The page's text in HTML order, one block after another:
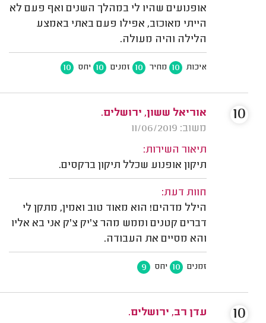
אופנועים שהיו לי במהלך השנים ואף פעם לא
הייתי מאוכזב, אפילו פעם באתי באמצע
הלילה והיה מעולה.
איכות 10 מחיר 10 זמנים 10 יחס 10
אוריאל ששון, ירושלים.
משוב: 11/06/2019
תיאור השירות:
תיקון אופנוע שכלל תיקון ברקסים.
חוות דעת:
הילל מדהים! הוא מאוד טוב ואמין, מתקן לי
דברים קטנים וממש מהר צ'יק צ'ק אני בא אליו
והא מסיים את העבודה.
זמנים 10 יחס 9
10
עדן רב, ירושלים.
10